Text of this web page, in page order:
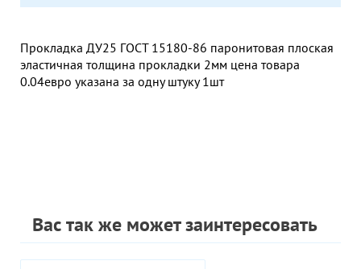
Прокладка ДУ25 ГОСТ 15180-86 паронитовая плоская
эластичная толщина прокладки 2мм цена товара
0.04евро указана за одну штуку 1шт
Вас так же может заинтересовать